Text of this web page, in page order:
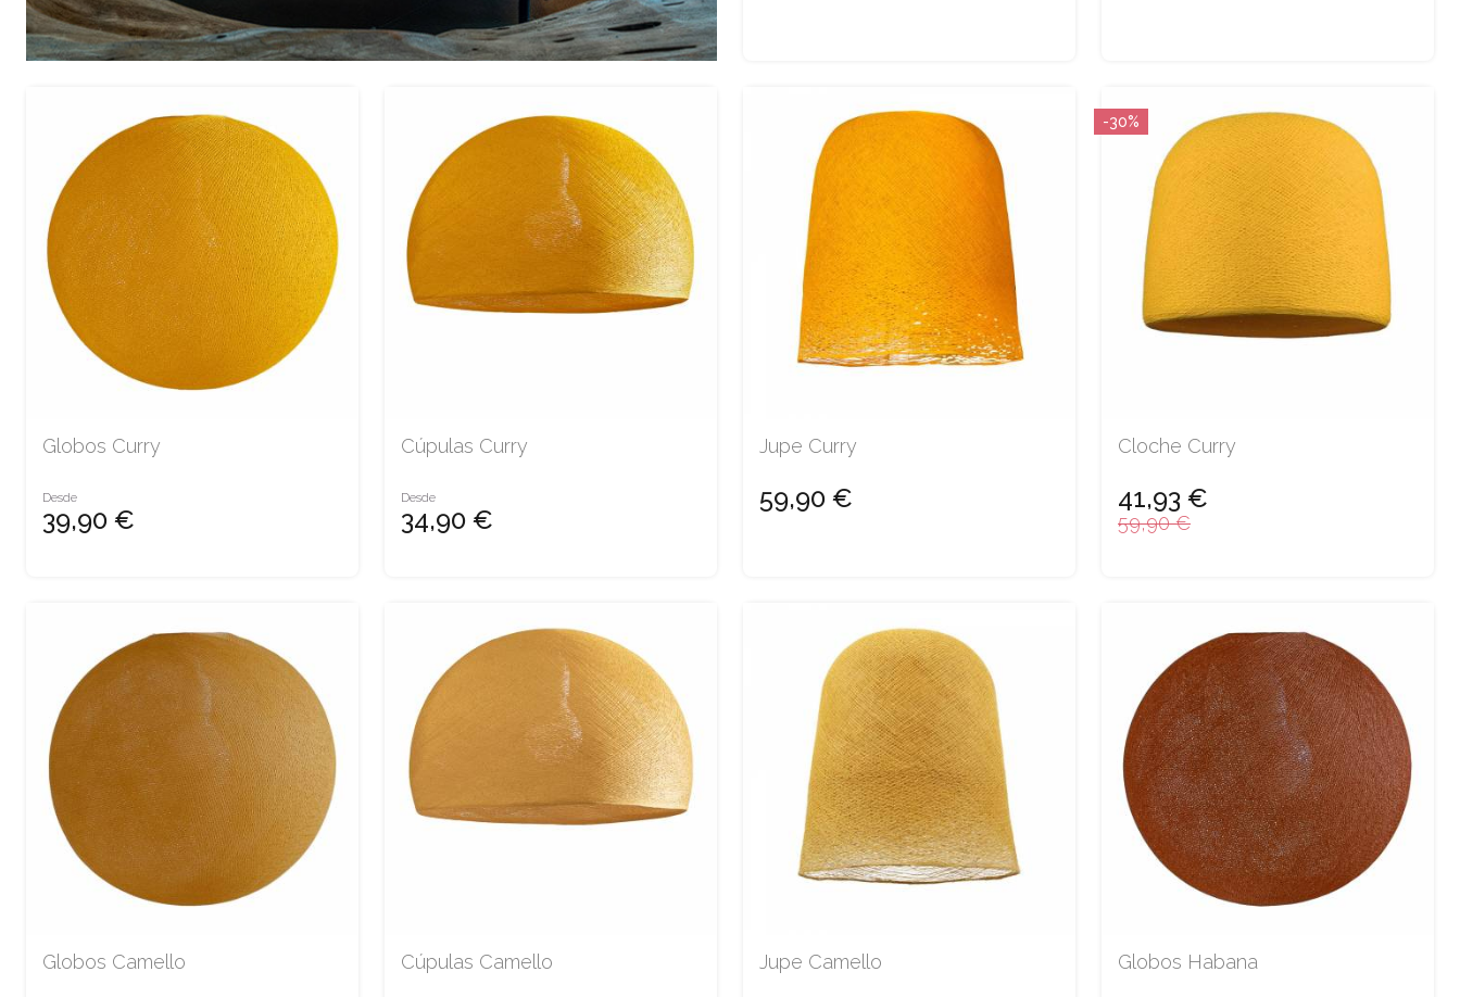
Globos Curry
Desde
39,90 €
Cúpulas Curry
Desde
34,90 €
Jupe Curry
59,90 €
-30%
Cloche Curry
41,93 €
59,90 €
Globos Camello Cúpulas Camello Jupe Camello Globos Habana